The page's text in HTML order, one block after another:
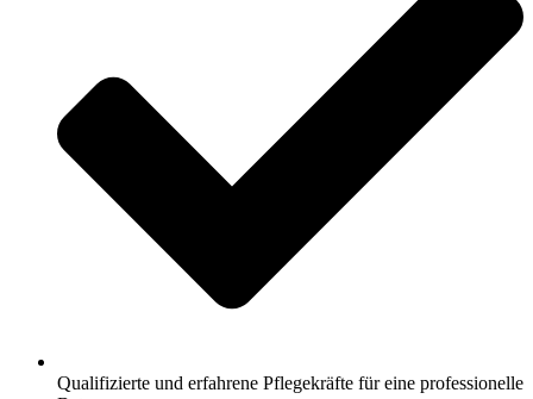
Qualifizierte und erfahrene Pflegekräfte für eine professionelle